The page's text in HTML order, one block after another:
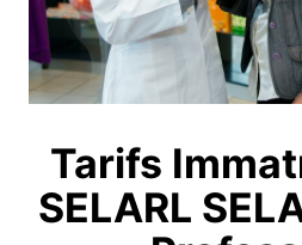
Tarifs
SELARL